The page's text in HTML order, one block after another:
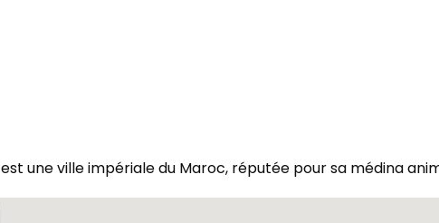
est une ville impériale du Maroc, réputée pour sa médina